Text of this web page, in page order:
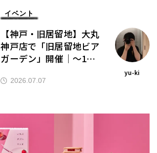
イベント
【神戸・旧居留地】大丸
神戸店で「旧居留地ビア
ガーデン」開催｜〜10/1
yu-ki
2026.07.07